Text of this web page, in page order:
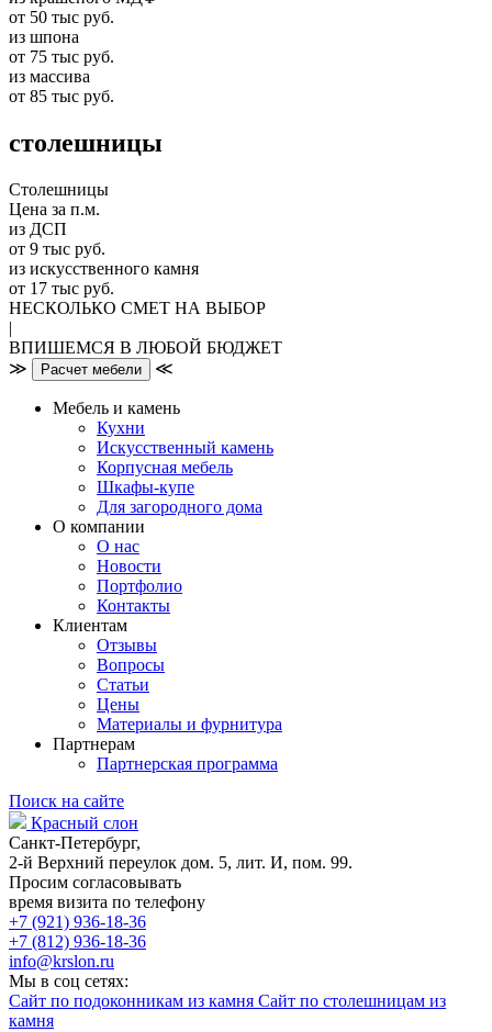
от 50 тыс руб.
из шпона
от 75 тыс руб.
из массива
от 85 тыс руб.
столешницы
Столешницы
Цена за п.м.
из ДСП
от 9 тыс руб.
из искусственного камня
от 17 тыс руб.
НЕСКОЛЬКО СМЕТ НА ВЫБОР
|
ВПИШЕМСЯ В ЛЮБОЙ БЮДЖЕТ
≫
Расчет мебели ≪
Мебель и камень
Кухни
Искусственный камень
Корпусная мебель
Шкафы-купе
Для загородного дома
О компании
О нас
Новости
Портфолио
Контакты
Клиентам
Отзывы
Вопросы
Статьи
Цены
Материалы и фурнитура
Партнерам
Партнерская программа
Поиск на сайте
Красный слон
Санкт-Петербург,
2-й Верхний переулок дом. 5, лит. И, пом. 99.
Просим согласовывать
время визита по телефону
+7 (921) 936-18-36
+7 (812) 936-18-36
info@krslon.ru
Мы в соц сетях:
Сайт по подоконникам из камня Сайт по столешницам из
камня